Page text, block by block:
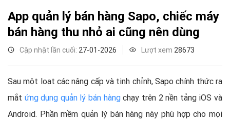
App quản lý bán hàng Sapo, chiếc máy
bán hàng thu nhỏ ai cũng nên dùng
Cập nhật lần cuối: 27-01-2026 Lượt xem 28673
Sau một loạt các nâng cấp và tinh chỉnh, Sapo chính thức ra
mắt ứng dụng quản lý bán hàngchạy trên 2 nền tảng iOS và
Android. Phần mềm quản lý bán hàng này phù hợp cho mọi